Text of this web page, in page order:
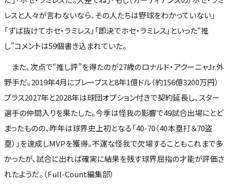
レスと人々が言わないなら、その人たちは野球をわかっていない」
「ずば抜けてホセ・ラミレス」「即決でホセ・ラミレス」といった“推
し”コメントは59個書き込まれていた。
また、次点で“推し評”を得たのが27歳のロナルド・アクーニャJr.外
野手だ。2019年4月にブレーブスと8年1億ドル（約156億3200万円）
プラス2027年と2028年は球団オプション付きで契約延長し、スター
選手の仲間入りを果たした。今季は怪我の影響で49試合出場にとど
まったものの、昨年は球界史上初となる「40-70（40本塁打＆70盗
塁）」を達成しMVPを獲得。不運な怪我で欠場することもこれまで多
かったが、試合に出れば確実に結果を残す球界屈指の才能が評価さ
れたようだ。（Full-Count編集部）